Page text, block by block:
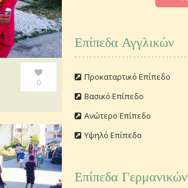
0
Επίπεδα Αγγλικών
Προκαταρτικό Επίπεδο
Βασικό Επίπεδο
Ανώτερο Επίπεδο
Υψηλό Επίπεδο
Επίπεδα Γερμανικών